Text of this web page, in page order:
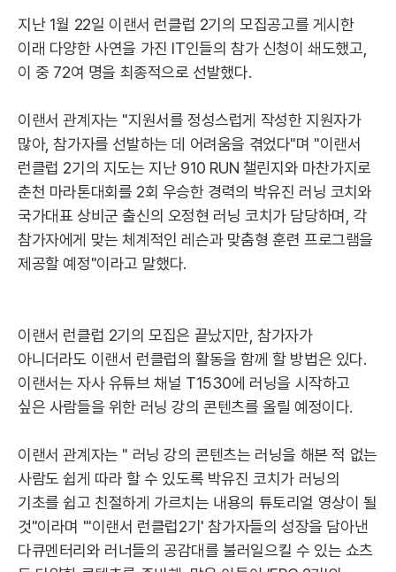
지난 1월 22일 이랜서 런클럽 2기의 모집공고를 게시한
이래 다양한 사연을 가진 IT인들의 참가 신청이 쇄도했고,
이 중 72여 명을 최종적으로 선발했다.
이랜서 관계자는 "지원서를 정성스럽게 작성한 지원자가
많아, 참가자를 선발하는 데 어려움을 겪었다"며 "이랜서
런클럽 2기의 지도는 지난 910 RUN 챌린지와 마찬가지로
춘천 마라톤대회를 2회 우승한 경력의 박유진 러닝 코치와
국가대표 상비군 출신의 오정현 러닝 코치가 담당하며, 각
참가자에게 맞는 체계적인 레슨과 맞춤형 훈련 프로그램을
제공할 예정"이라고 말했다.
이랜서 런클럽 2기의 모집은 끝났지만, 참가자가
아니더라도 이랜서 런클럽의 활동을 함께 할 방법은 있다.
이랜서는 자사 유튜브 채널 T1530에 러닝을 시작하고
싶은 사람들을 위한 러닝 강의 콘텐츠를 올릴 예정이다.
이랜서 관계자는 " 러닝 강의 콘텐츠는 러닝을 해본 적 없는
사람도 쉽게 따라 할 수 있도록 박유진 코치가 러닝의
기초를 쉽고 친절하게 가르치는 내용의 튜토리얼 영상이 될
것"이라며 "'이랜서 런클럽2기' 참가자들의 성장을 담아낸
다큐멘터리와 러너들의 공감대를 불러일으킬 수 있는 쇼츠